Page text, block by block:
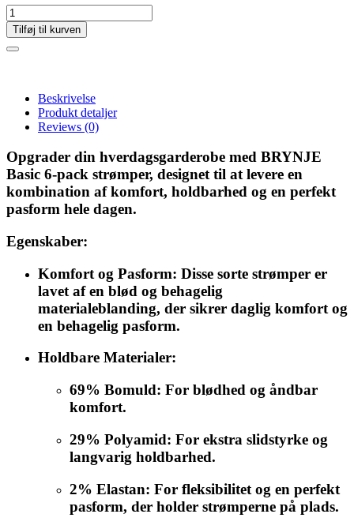
Tilføj til kurven
Beskrivelse
Produkt detaljer
Reviews (0)
Opgrader din hverdagsgarderobe med BRYNJE
Basic 6-pack strømper, designet til at levere en
kombination af komfort, holdbarhed og en perfekt
pasform hele dagen.
Egenskaber:
Komfort og Pasform: Disse sorte strømper er
lavet af en blød og behagelig
materialeblanding, der sikrer daglig komfort og
en behagelig pasform.
Holdbare Materialer:
69% Bomuld: For blødhed og åndbar
komfort.
29% Polyamid: For ekstra slidstyrke og
langvarig holdbarhed.
2% Elastan: For fleksibilitet og en perfekt
pasform, der holder strømperne på plads.